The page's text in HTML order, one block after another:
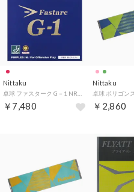
Nittaku
￥7,480
Nittaku
￥2,860